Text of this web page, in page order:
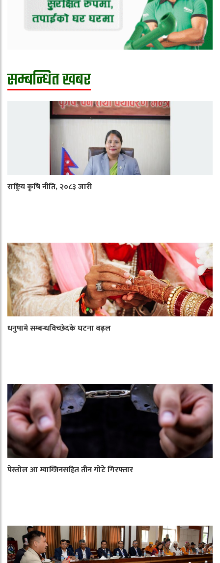
सम्बन्धित खबर
राष्ट्रिय कृषि नीति, २०८३ जारी
धनुषामे सम्बन्धविच्छेदके घटना बढ़ल
पेस्तोल आ म्याग्जिनसहित तीन गोटे गिरफ्तार